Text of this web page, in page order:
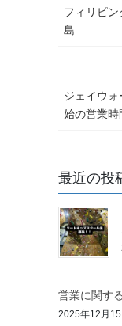
フィリピ
島
ジェイウ
始の営業時
最近の投
営業に関す
2025年12月15